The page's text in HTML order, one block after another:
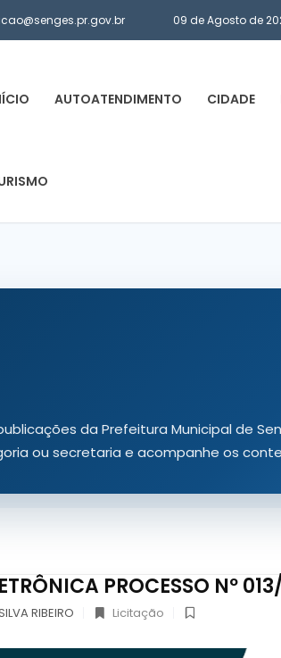
09 de Agosto de
AUTOATENDIMENTO CIDADE
da Prefeitura Municipal de
ou secretaria e acompanhe os
PROCESSO Nº
RIBEIRO Licitação